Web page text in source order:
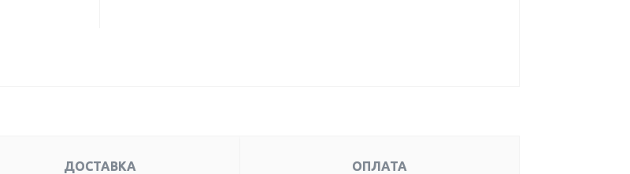
ДОСТАВКА ОПЛАТА